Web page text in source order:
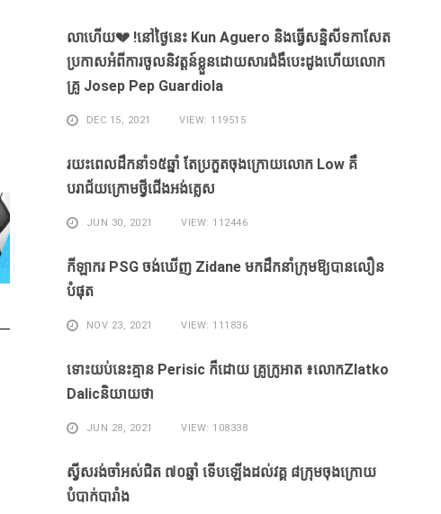
លាហេីយ💔 !នៅថ្ងៃនេះ Kun Aguero និងធ្វេីសន្និសីទកាសែត
ប្រកាសអំពីការចូលនិវត្តន៍ខ្លួនដោយសារ​ជំងឺ​បេះដូងហេីយលោក
គ្រូ Josep Pep Guardiola
DEC 15, 2021 VIEW: 119515
រយះពេលដឹកនាំ១៥​ឆ្នាំ ​តែ​ប្រកួត​ចុង​ក្រោយ​លោក Low ​គឺ​
បរាជ័យ​ក្រោម​ថ្វី​ជើង​អង់គ្លេស​
JUN 30, 2021 VIEW: 112446
កីឡាករ PSG ​ចង់​ឃើញ​ Zidane ​មក​ដឹក​នាំ​ក្រុម​ឱ្យ​បាន​លឿន​
បំផុត​
NOV 23, 2021 VIEW: 111836
ទោះ​យប់​នេះ​គ្មាន Perisic ក៏​ដោយ​ គ្រូ​ក្រូអាត ៖​លោកZlatko
Dalicនិយាយថា
JUN 28, 2021 VIEW: 108338
ស្វីសរង់​ចាំ​អស់​ជិត ៧០ឆ្នាំ ទើប​ឡើង​ដល់​វគ្គ​ ៨ក្រុម​ចុង​ក្រោយ​
បំបាក់បារាំង